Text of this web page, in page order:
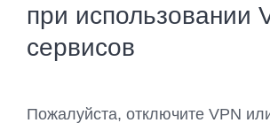
при использовании
сервисов
Пожалуйста, отключите VPN